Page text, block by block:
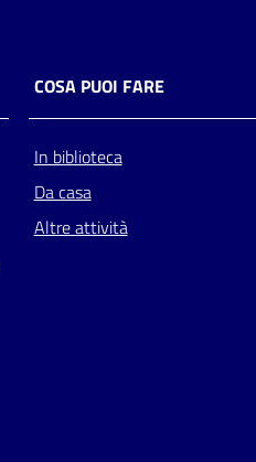
COSA PUOI FARE
In biblioteca
Da casa
Altre attività